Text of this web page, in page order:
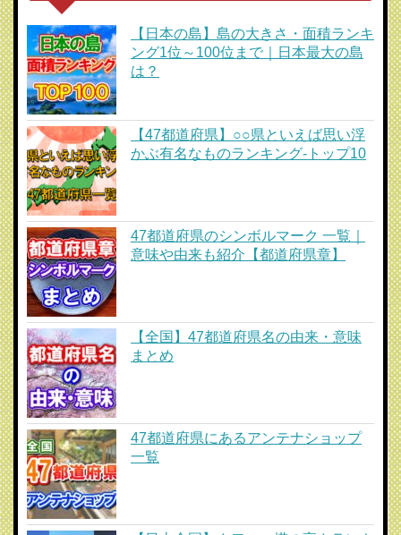
【日本の島】島の大きさ・面積ランキ
ング1位～100位まで｜日本最大の島
は？
【47都道府県】○○県といえば思い浮
かぶ有名なものランキング-トップ10
47都道府県のシンボルマーク 一覧｜
意味や由来も紹介【都道府県章】
【全国】47都道府県名の由来・意味
まとめ
47都道府県にあるアンテナショップ
一覧